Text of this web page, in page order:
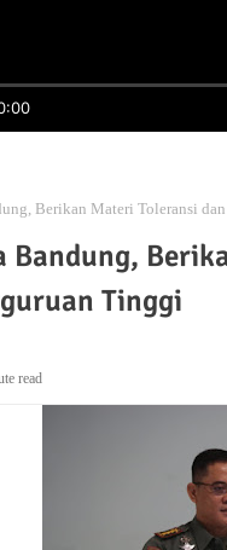
Berikan Materi Toleransi
Bandung,
Tinggi
read